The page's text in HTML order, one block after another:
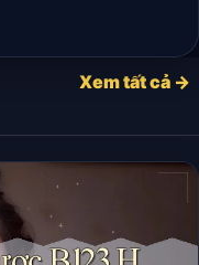
Xem tất cả →